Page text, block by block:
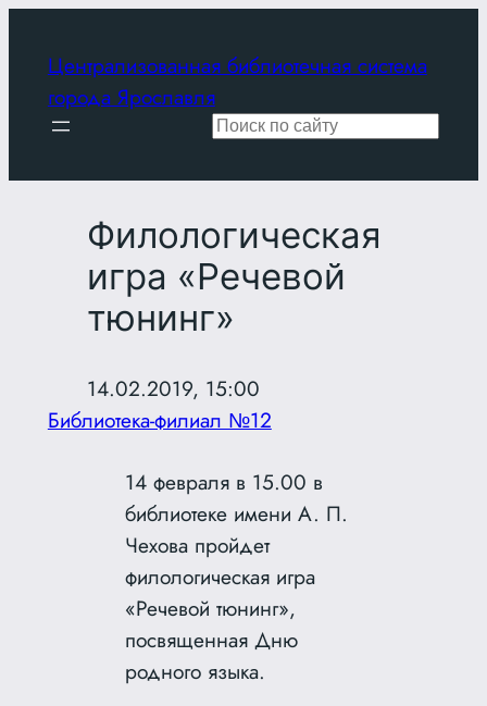
содержимому
Централизованная библиотечная система
города Ярославля
Поиск
Филологическая
игра «Речевой
тюнинг»
14.02.2019, 15:00
Библиотека-филиал №12
14 февраля в 15.00 в
библиотеке имени А. П.
Чехова пройдет
филологическая игра
«Речевой тюнинг»,
посвященная Дню
родного языка.